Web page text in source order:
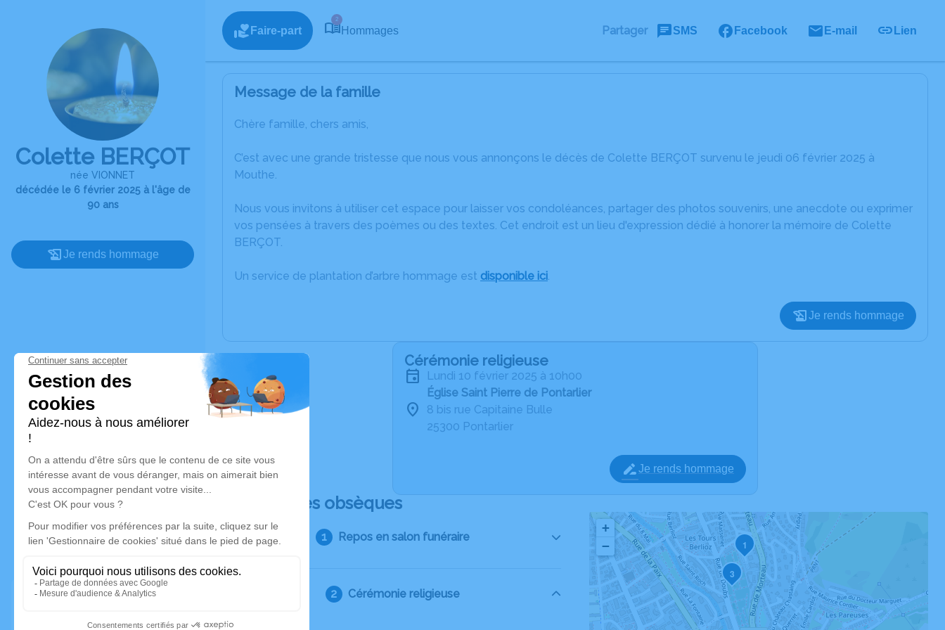
Colette BERÇOT
née VIONNET
décédée le 6 février 2025 à l'âge de
90 ans
Je rends hommage
Faire-part
2
Hommages Partager SMS Facebook E-mail Lien
Message de la famille
Chère famille, chers amis,
C’est avec une grande tristesse que nous vous annonçons le décès de Colette BERÇOT survenu le jeudi 06 février 2025 à
Mouthe.
Nous vous invitons à utiliser cet espace pour laisser vos condoléances, partager des photos souvenirs, une anecdote ou exprimer
vos pensées à travers des poèmes ou des textes. Cet endroit est un lieu d'expression dédié à honorer la mémoire de Colette
BERÇOT.
Un service de plantation d’arbre hommage est disponible ici.
Je rends hommage
Cérémonie religieuse
lundi 10 février 2025 à 10h00
Église Saint Pierre de Pontarlier
8 bis rue Capitaine Bulle
25300 Pontarlier
Je rends hommage
Déroulé des obsèques
Repos en salon funéraire
Cérémonie religieuse
1
3
+
−